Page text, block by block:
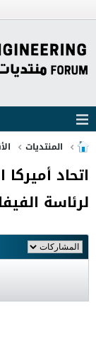
المنتديات
اتحاد
لرئاسة الفيفا